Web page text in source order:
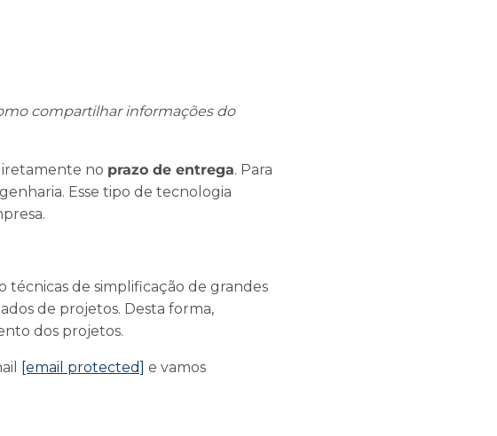
compartilhar informações do
no prazo de entrega. Para
Esse tipo de tecnologia
de simplificação de grandes
de projetos. Desta forma,
dos projetos.
[email protected] e vamos